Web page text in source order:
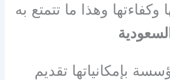
وكفاءتها وهذا ما تتمتع به
بإمكانياتها تقديم